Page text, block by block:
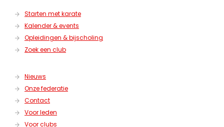
Starten met karate
Kalender & events
Opleidingen & bijscholing
Zoek een club
Nieuws
Onze federatie
Contact
Voor leden
Voor clubs